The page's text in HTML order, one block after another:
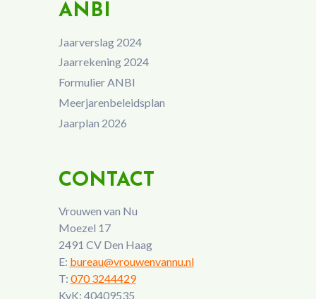
ANBI
Jaarverslag 2024
Jaarrekening 2024
Formulier ANBI
Meerjarenbeleidsplan
Jaarplan 2026
CONTACT
Vrouwen van Nu
Moezel 17
2491 CV Den Haag
E: bureau@vrouwenvannu.nl
T: 070 3244429
KvK: 40409535